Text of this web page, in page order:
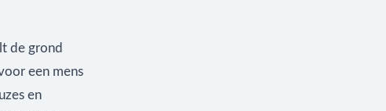
de grond
een mens
en